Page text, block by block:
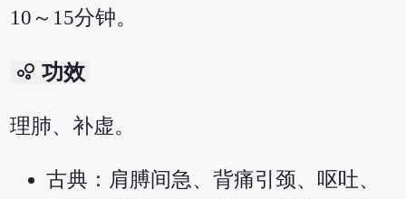
10～15分钟。
bubble_chart 功效
理肺、补虚。
古典：肩膊间急、背痛引颈、呕吐、